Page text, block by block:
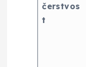
čerstvos
t